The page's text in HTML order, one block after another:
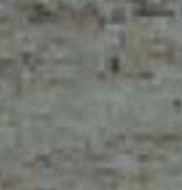
ZAWIESIA
PLATFORMY
OSPRZĘTY